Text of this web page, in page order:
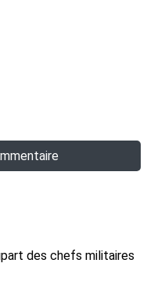
des chefs militaires